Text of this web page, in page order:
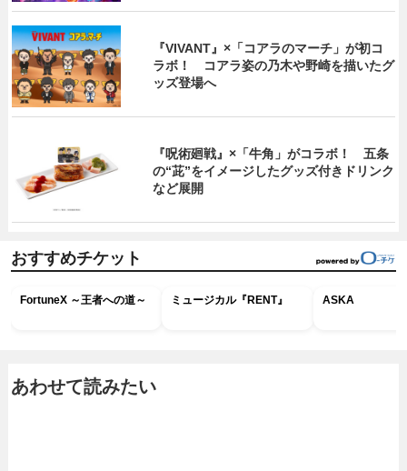
『VIVANT』×「コアラのマーチ」が初コ
ラボ！ コアラ姿の乃木や野崎を描いたグ
ッズ登場へ
『呪術廻戦』×「牛角」がコラボ！ 五条
の“茈”をイメージしたグッズ付きドリンク
など展開
おすすめチケット
FortuneX ～王者への道～ ミュージカル『RENT』 ASKA
あわせて読みたい